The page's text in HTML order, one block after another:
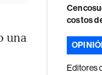
una
costos
Editores